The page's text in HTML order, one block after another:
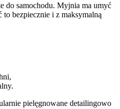
do samochodu. Myjnia ma umyć
bezpiecznie i z maksymalną
pielęgnowane detailingowo